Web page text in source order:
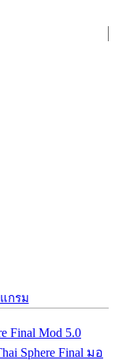
กรม
Final Mod 5.0
Sphere Final มอ